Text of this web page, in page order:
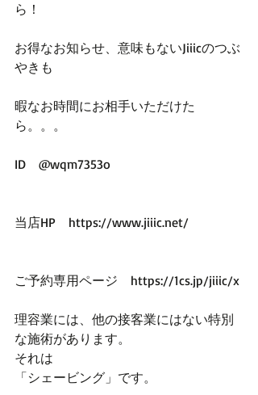
ら！
お得なお知らせ、意味もないJiiicのつぶ
やきも
暇なお時間にお相手いただけた
ら。。。
ID　@wqm7353o
当店HP　https://www.jiiic.net/
ご予約専用ページ　https://1cs.jp/jiiic/x
理容業には、他の接客業にはない特別
な施術があります。
それは
「シェービング」です。